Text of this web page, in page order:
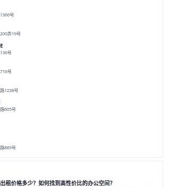
号
弄19号
号
号
1238号
605号
889号
租价格多少？如何找到高性价比的办公空间？